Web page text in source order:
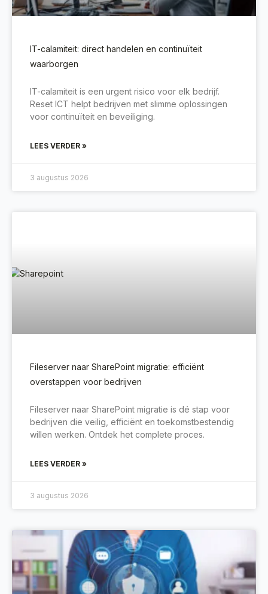
IT-calamiteit: direct handelen en continuïteit
waarborgen
IT-calamiteit is een urgent risico voor elk bedrijf.
Reset ICT helpt bedrijven met slimme oplossingen
voor continuïteit en beveiliging.
LEES VERDER »
3 augustus 2026
Fileserver naar SharePoint migratie: efficiënt
overstappen voor bedrijven
Fileserver naar SharePoint migratie is dé stap voor
bedrijven die veilig, efficiënt en toekomstbestendig
willen werken. Ontdek het complete proces.
LEES VERDER »
3 augustus 2026